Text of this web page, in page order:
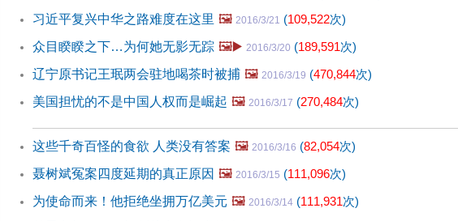
习近平复兴中华之路难度在这里 🖼️ 2016/3/21 (109,522次)
众目睽睽之下…为何她无影无踪 🖼️▶️ 2016/3/20 (189,591次)
辽宁原书记王珉两会驻地喝茶时被捕 🖼️ 2016/3/19 (470,844次)
美国担忧的不是中国人权而是崛起 🖼️ 2016/3/17 (270,484次)
这些千奇百怪的食欲 人类没有答案 🖼️ 2016/3/16 (82,054次)
聂树斌冤案四度延期的真正原因 🖼️ 2016/3/15 (111,096次)
为使命而来！他拒绝坐拥万亿美元 🖼️ 2016/3/14 (111,931次)